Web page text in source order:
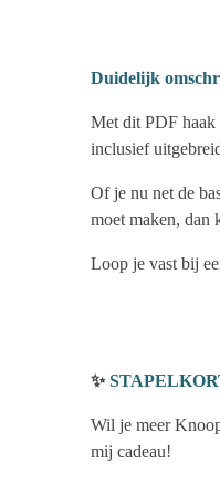
Duidelijk
Met dit PDF haak
inclusief
Of je nu net de
moet maken, dan
Loop je vast bij
✨
Wil je meer
mij cadeau!